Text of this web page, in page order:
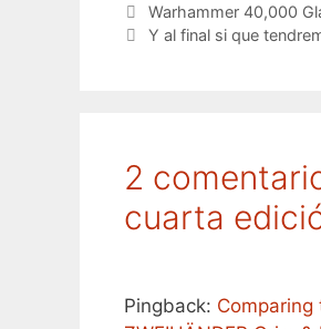
Warhammer 40,000
Y al final si que
2
cuarta
Pingback: Comparing